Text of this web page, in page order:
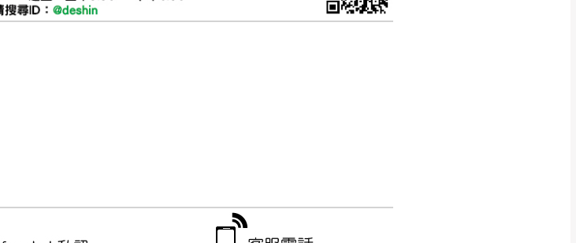
的權利。
需以吊車或其他的吊掛方式吊運，費用將由買方自行支付。
商品，無法指定特定時間送達，司機當天到貨前皆會再與您通知，
，而危及運送人員輸送之安全，本司得視狀況延後或停止運送服
搬運費用，需由消費者自行吸收(另事先與消費者報價，消費
若非商品品質瑕疵問題於鑑賞期內退貨之情形，我們需酌收
有商品一年保固之服務。
予保留(訂單自動取消)。
隊回收,免付費清運專線：0800-085-717。